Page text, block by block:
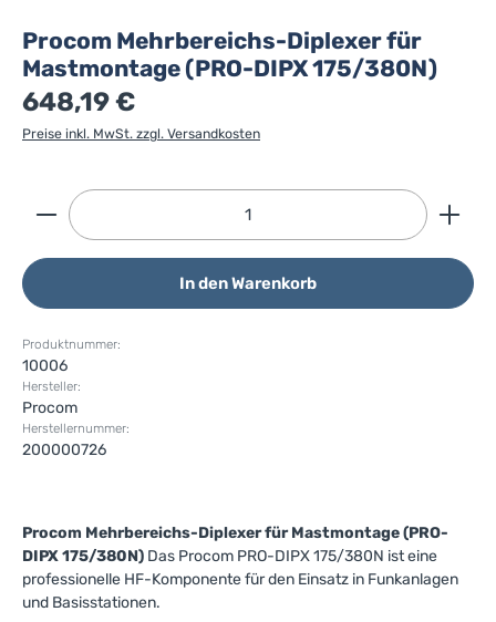
Procom Mehrbereichs-Diplexer für
Mastmontage (PRO-DIPX 175/380N)
648,19 €
Preise inkl. MwSt. zzgl. Versandkosten
Produkt Anzahl: Gib den gewünschten Wert ein
In den Warenkorb
Produktnummer:
10006
Hersteller:
Procom
Herstellernummer:
200000726
Procom Mehrbereichs-Diplexer für Mastmontage (PRO-
DIPX 175/380N) Das Procom PRO-DIPX 175/380N ist eine
professionelle HF-Komponente für den Einsatz in Funkanlagen
und Basisstationen.